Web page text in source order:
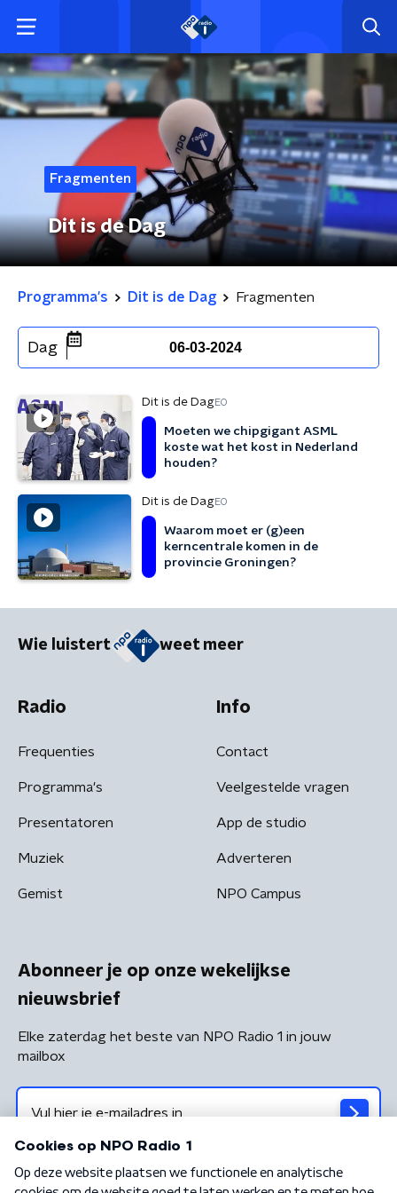
Fragmenten
Dit is de Dag
Programma's Dit is de Dag Fragmenten
Dag 06-03-2024
Dit is de DagEO
Moeten we chipgigant ASML
koste wat het kost in Nederland
houden?
Dit is de DagEO
Waarom moet er (g)een
kerncentrale komen in de
provincie Groningen?
Wie luistert weet meer
Radio
Frequenties
Programma's
Presentatoren
Muziek
Gemist
Info
Contact
Veelgestelde vragen
App de studio
Adverteren
NPO Campus
Abonneer je op onze wekelijkse
nieuwsbrief
Elke zaterdag het beste van NPO Radio 1 in jouw
mailbox